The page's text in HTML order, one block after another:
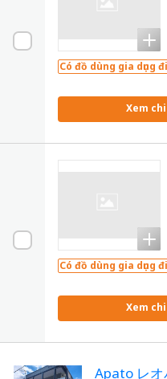
Có đồ dùng gia dụng
Xem
Có đồ dùng gia dụng
Xem
Apato レオ